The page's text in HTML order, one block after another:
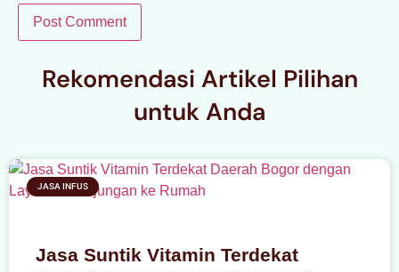
Rekomendasi Artikel Pilihan
untuk Anda
JASA INFUS
Jasa Suntik Vitamin Terdekat